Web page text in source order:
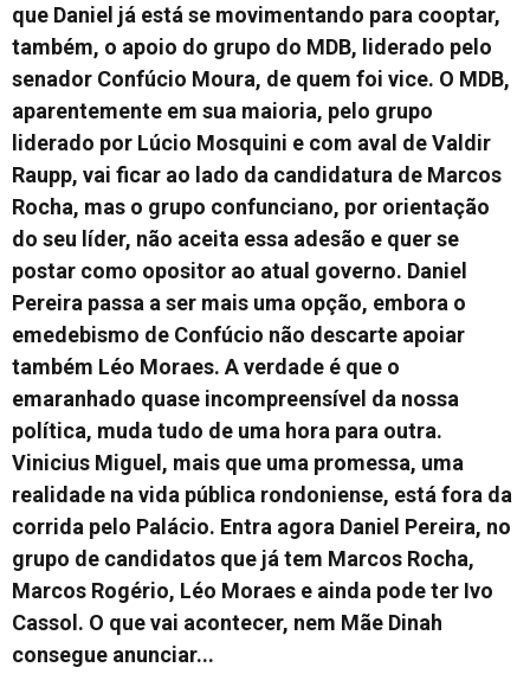
que Daniel já está se movimentando para cooptar,
também, o apoio do grupo do MDB, liderado pelo
senador Confúcio Moura, de quem foi vice. O MDB,
aparentemente em sua maioria, pelo grupo
liderado por Lúcio Mosquini e com aval de Valdir
Raupp, vai ficar ao lado da candidatura de Marcos
Rocha, mas o grupo confunciano, por orientação
do seu líder, não aceita essa adesão e quer se
postar como opositor ao atual governo. Daniel
Pereira passa a ser mais uma opção, embora o
emedebismo de Confúcio não descarte apoiar
também Léo Moraes. A verdade é que o
emaranhado quase incompreensível da nossa
política, muda tudo de uma hora para outra.
Vinicius Miguel, mais que uma promessa, uma
realidade na vida pública rondoniense, está fora da
corrida pelo Palácio. Entra agora Daniel Pereira, no
grupo de candidatos que já tem Marcos Rocha,
Marcos Rogério, Léo Moraes e ainda pode ter Ivo
Cassol. O que vai acontecer, nem Mãe Dinah
consegue anunciar...